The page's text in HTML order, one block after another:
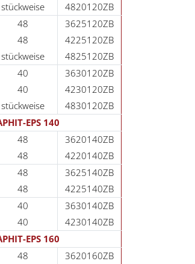
stückweise
4820120ZB
48
3625120ZB
48
4225120ZB
stückweise
4825120ZB
40
3630120ZB
40
4230120ZB
stückweise
4830120ZB
EPS 140
48
3620140ZB
48
4220140ZB
48
3625140ZB
48
4225140ZB
40
3630140ZB
40
4230140ZB
EPS 160
48
3620160ZB